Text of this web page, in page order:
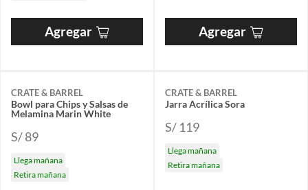
Agregar Agregar
CRATE & BARREL
Bowl para Chips y Salsas de
Melamina Marin White
S/ 89
Llega mañana
Retira mañana
CRATE & BARREL
Jarra Acrílica Sora
S/ 119
Llega mañana
Retira mañana